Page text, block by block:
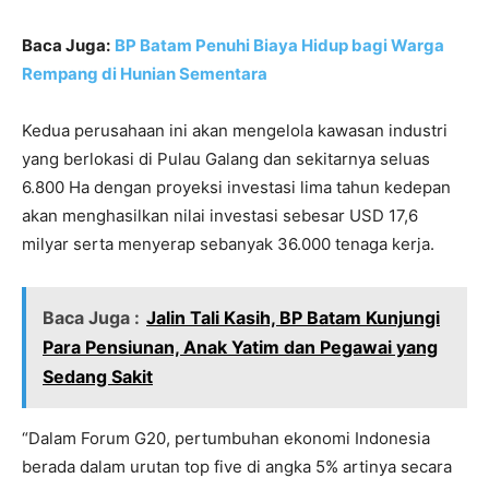
Baca Juga: BP Batam Penuhi Biaya Hidup bagi Warga
Rempang di Hunian Sementara
Kedua perusahaan ini akan mengelola kawasan industri
yang berlokasi di Pulau Galang dan sekitarnya seluas
6.800 Ha dengan proyeksi investasi lima tahun kedepan
akan menghasilkan nilai investasi sebesar USD 17,6
milyar serta menyerap sebanyak 36.000 tenaga kerja.
Baca Juga : Jalin Tali Kasih, BP Batam Kunjungi
Para Pensiunan, Anak Yatim dan Pegawai yang
Sedang Sakit
“Dalam Forum G20, pertumbuhan ekonomi Indonesia
berada dalam urutan top five di angka 5% artinya secara